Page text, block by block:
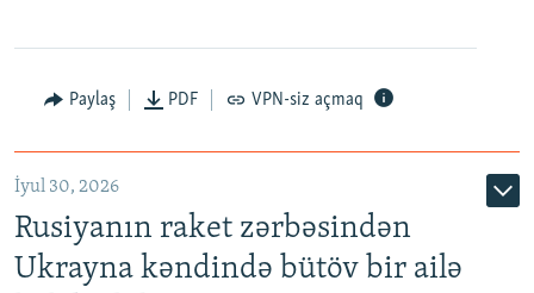
Paylaş PDF VPN-siz açmaq
İyul 30, 2026
Rusiyanın raket zərbəsindən
Ukrayna kəndində bütöv bir ailə